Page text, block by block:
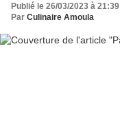
Publié le 26/03/2023 à 21:39
Par Culinaire Amoula